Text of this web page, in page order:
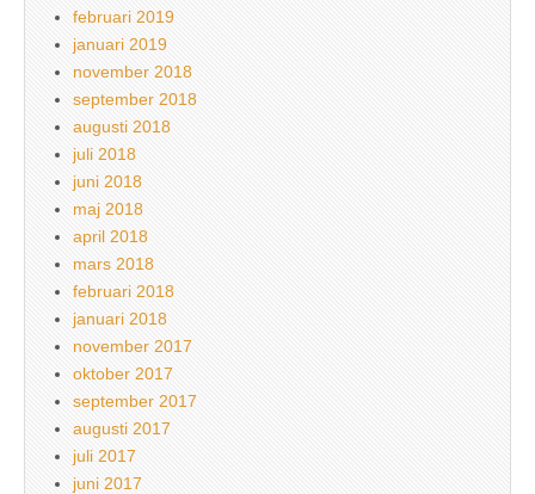
februari 2019
januari 2019
november 2018
september 2018
augusti 2018
juli 2018
juni 2018
maj 2018
april 2018
mars 2018
februari 2018
januari 2018
november 2017
oktober 2017
september 2017
augusti 2017
juli 2017
juni 2017